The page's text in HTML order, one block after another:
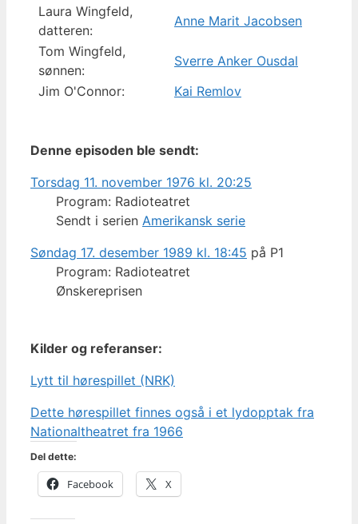
Laura Wingfeld,
datteren:
Anne Marit Jacobsen
Tom Wingfeld,
sønnen:
Sverre Anker Ousdal
Jim O'Connor:
Kai Remlov
Denne episoden ble sendt:
Torsdag 11. november 1976 kl. 20:25
Program: Radioteatret
Sendt i serien Amerikansk serie
Søndag 17. desember 1989 kl. 18:45 på P1
Program: Radioteatret
Ønskereprisen
Kilder og referanser:
Lytt til hørespillet (NRK)
Dette hørespillet finnes også i et lydopptak fra
Nationaltheatret fra 1966
Del dette:
Facebook X